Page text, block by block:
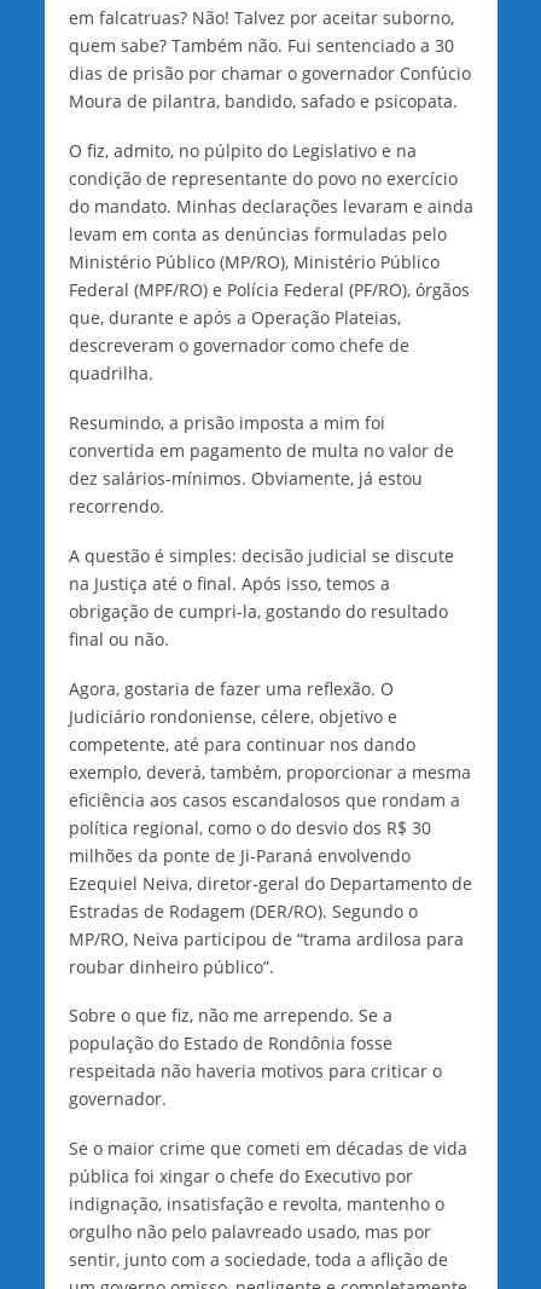
em falcatruas? Não! Talvez por aceitar suborno,
quem sabe? Também não. Fui sentenciado a 30
dias de prisão por chamar o governador Confúcio
Moura de pilantra, bandido, safado e psicopata.
O fiz, admito, no púlpito do Legislativo e na
condição de representante do povo no exercício
do mandato. Minhas declarações levaram e ainda
levam em conta as denúncias formuladas pelo
Ministério Público (MP/RO), Ministério Público
Federal (MPF/RO) e Polícia Federal (PF/RO), órgãos
que, durante e após a Operação Plateias,
descreveram o governador como chefe de
quadrilha.
Resumindo, a prisão imposta a mim foi
convertida em pagamento de multa no valor de
dez salários-mínimos. Obviamente, já estou
recorrendo.
A questão é simples: decisão judicial se discute
na Justiça até o final. Após isso, temos a
obrigação de cumpri-la, gostando do resultado
final ou não.
Agora, gostaria de fazer uma reflexão. O
Judiciário rondoniense, célere, objetivo e
competente, até para continuar nos dando
exemplo, deverá, também, proporcionar a mesma
eficiência aos casos escandalosos que rondam a
política regional, como o do desvio dos R$ 30
milhões da ponte de Ji-Paraná envolvendo
Ezequiel Neiva, diretor-geral do Departamento de
Estradas de Rodagem (DER/RO). Segundo o
MP/RO, Neiva participou de “trama ardilosa para
roubar dinheiro público”.
Sobre o que fiz, não me arrependo. Se a
população do Estado de Rondônia fosse
respeitada não haveria motivos para criticar o
governador.
Se o maior crime que cometi em décadas de vida
pública foi xingar o chefe do Executivo por
indignação, insatisfação e revolta, mantenho o
orgulho não pelo palavreado usado, mas por
sentir, junto com a sociedade, toda a aflição de